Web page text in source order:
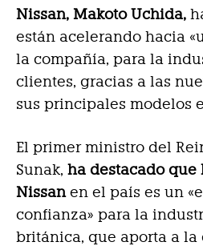
Nissan, Makoto Uchida,
están acelerando hacia
la compañía, para la
clientes, gracias a las
sus principales modelos
El primer ministro del
Sunak, ha destacado
Nissanen el país es un
confianza» para la
británica, que aporta a la